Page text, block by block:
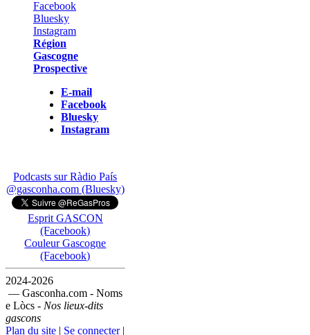
Région
Gascogne
Prospective
E-mail
Facebook
Bluesky
Instagram
Podcasts sur Ràdio País
@gasconha.com (Bluesky)
Esprit GASCON
(Facebook)
Couleur Gascogne
(Facebook)
2024-2026
— Gasconha.com - Noms
e Lòcs - Nos lieux-dits
gascons
Plan du site | Se connecter|